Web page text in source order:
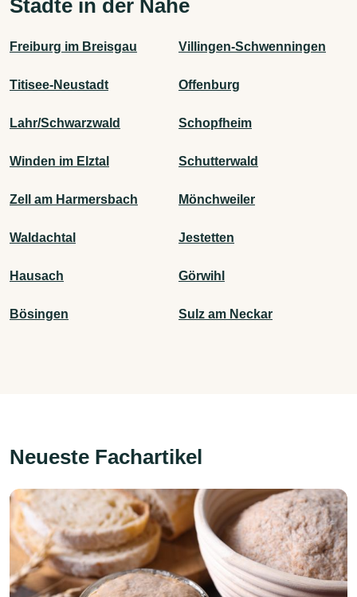
Städte in der Nähe
Freiburg im Breisgau Villingen-Schwenningen
Titisee-Neustadt Offenburg
Lahr/Schwarzwald Schopfheim
Winden im Elztal Schutterwald
Zell am Harmersbach Mönchweiler
Waldachtal Jestetten
Hausach Görwihl
Bösingen Sulz am Neckar
Neueste Fachartikel